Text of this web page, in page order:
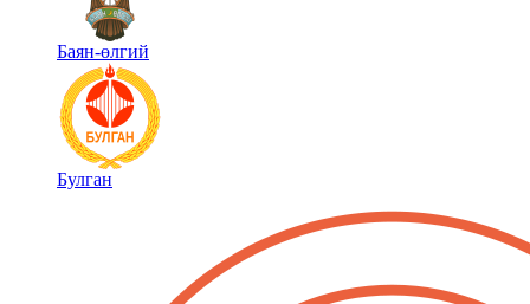
Баян-өлгий
Булган